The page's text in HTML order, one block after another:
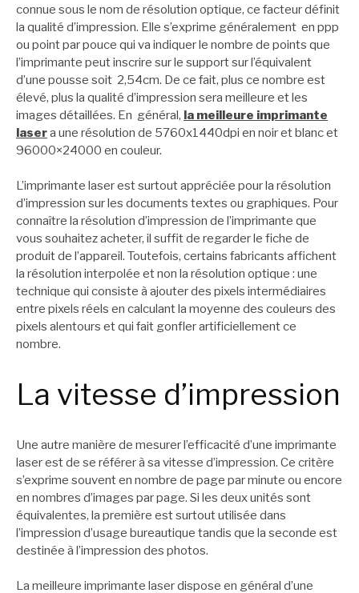
connue sous le nom de résolution optique, ce facteur définit
la qualité d’impression. Elle s’exprime généralement en ppp
ou point par pouce qui va indiquer le nombre de points que
l’imprimante peut inscrire sur le support sur l’équivalent
d’une pousse soit 2,54cm. De ce fait, plus ce nombre est
élevé, plus la qualité d’impression sera meilleure et les
images détaillées. En général, la meilleure imprimante
lasera une résolution de 5760x1440dpi en noir et blanc et
96000×24000 en couleur.
L’imprimante laser est surtout appréciée pour la résolution
d’impression sur les documents textes ou graphiques. Pour
connaître la résolution d’impression de l’imprimante que
vous souhaitez acheter, il suffit de regarder le fiche de
produit de l’appareil. Toutefois, certains fabricants affichent
la résolution interpolée et non la résolution optique : une
technique qui consiste à ajouter des pixels intermédiaires
entre pixels réels en calculant la moyenne des couleurs des
pixels alentours et qui fait gonfler artificiellement ce
nombre.
La vitesse d’impression
Une autre manière de mesurer l’efficacité d’une imprimante
laser est de se référer à sa vitesse d’impression. Ce critère
s’exprime souvent en nombre de page par minute ou encore
en nombres d’images par page. Si les deux unités sont
équivalentes, la première est surtout utilisée dans
l’impression d’usage bureautique tandis que la seconde est
destinée à l’impression des photos.
La meilleure imprimante laser dispose en général d’une